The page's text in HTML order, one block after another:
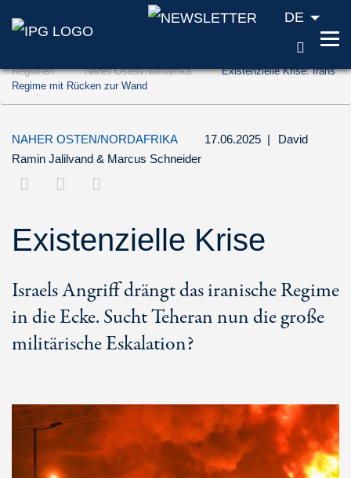
Zum Inhalt springen (Accesskey '1')
Zur Suche springen (Accesskey '2')
DE
Regionen Naher Osten/Nordafrika
Existenzielle Krise: Irans
Regime mit Rücken zur Wand
NAHER OSTEN/NORDAFRIKA 17.06.2025 |
David
Ramin Jalilvand & Marcus Schneider
Existenzielle Krise
Israels Angriff drängt das iranische Regime
in die Ecke. Sucht Teheran nun die große
militärische Eskalation?